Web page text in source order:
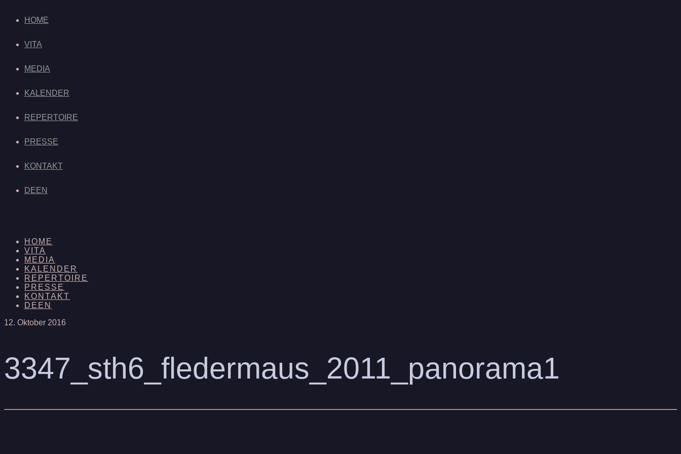
HOME
VITA
MEDIA
KALENDER
REPERTOIRE
PRESSE
KONTAKT
DEEN
HOME
VITA
MEDIA
KALENDER
REPERTOIRE
PRESSE
KONTAKT
DE EN
12. Oktober 2016
3347_sth6_fledermaus_2011_panorama1